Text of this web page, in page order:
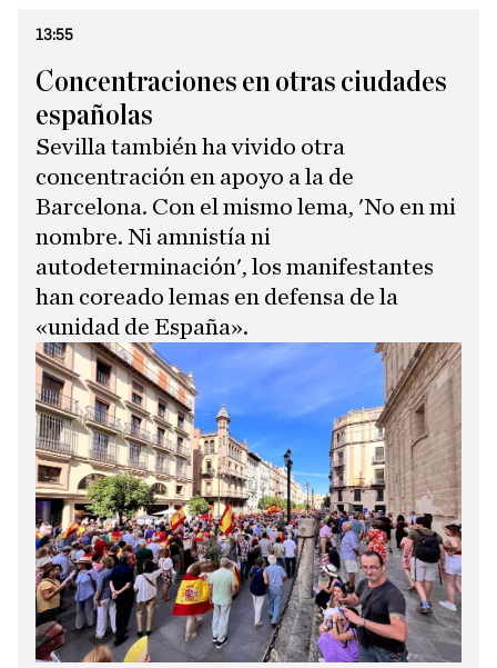
13:55
Concentraciones en otras ciudades
españolas
Sevilla también ha vivido otra
concentración en apoyo a la de
Barcelona. Con el mismo lema, 'No en mi
nombre. Ni amnistía ni
autodeterminación', los manifestantes
han coreado lemas en defensa de la
«unidad de España».